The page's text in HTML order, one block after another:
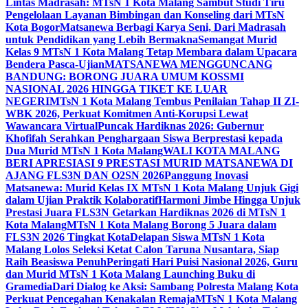
Lintas Madrasah: MTsN 1 Kota Malang Sambut Studi Tiru
Pengelolaan Layanan Bimbingan dan Konseling dari MTsN
Kota BogorMatsanewa Berbagi Karya Seni, Dari Madrasah
untuk Pendidikan yang Lebih BermaknaSemangat Murid
Kelas 9 MTsN 1 Kota Malang Tetap Membara dalam Upacara
Bendera Pasca-UjianMATSANEWA MENGGUNCANG
BANDUNG: BORONG JUARA UMUM KOSSMI
NASIONAL 2026 HINGGA TIKET KE LUAR
NEGERIMTsN 1 Kota Malang Tembus Penilaian Tahap II ZI-
WBK 2026, Perkuat Komitmen Anti-Korupsi Lewat
Wawancara VirtualPuncak Hardiknas 2026: Gubernur
Khofifah Serahkan Penghargaan Siswa Berprestasi kepada
Dua Murid MTsN 1 Kota MalangWALI KOTA MALANG
BERI APRESIASI 9 PRESTASI MURID MATSANEWA DI
AJANG FLS3N DAN O2SN 2026Panggung Inovasi
Matsanewa: Murid Kelas IX MTsN 1 Kota Malang Unjuk Gigi
dalam Ujian Praktik KolaboratifHarmoni Jimbe Hingga Unjuk
Prestasi Juara FLS3N Getarkan Hardiknas 2026 di MTsN 1
Kota MalangMTsN 1 Kota Malang Borong 5 Juara dalam
FLS3N 2026 Tingkat KotaDelapan Siswa MTsN 1 Kota
Malang Lolos Seleksi Ketat Calon Taruna Nusantara, Siap
Raih Beasiswa PenuhPeringati Hari Puisi Nasional 2026, Guru
dan Murid MTsN 1 Kota Malang Launching Buku di
GramediaDari Dialog ke Aksi: Sambang Polresta Malang Kota
Perkuat Pencegahan Kenakalan RemajaMTsN 1 Kota Malang